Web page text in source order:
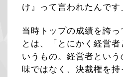
け』って言われたんです
当時トップの成績を誇
とは、「とにかく経営
いうもの。経営者とい
味ではなく、決裁権を持